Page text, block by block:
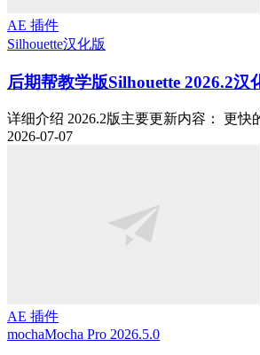
AE 插件
Silhouette汉化版
后期帮教学版Silhouette 2026.2
详细介绍 2026.2版主要更新内容： 更快
2026-07-07
AE 插件
mochaMocha Pro 2026.5.0